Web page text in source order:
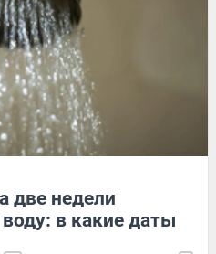
две недели
в какие даты